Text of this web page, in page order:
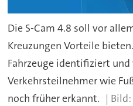
Die S-Cam 4.8 soll vor
Kreuzungen Vorteile
Fahrzeuge identifiziert
Verkehrsteilnehmer wie
noch früher erkannt.